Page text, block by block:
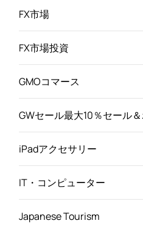
FX市場
FX市場投資
GMOコマース
GWセール最大10％セール
iPadアクセサリー
IT・コンピューター
Japanese Tourism